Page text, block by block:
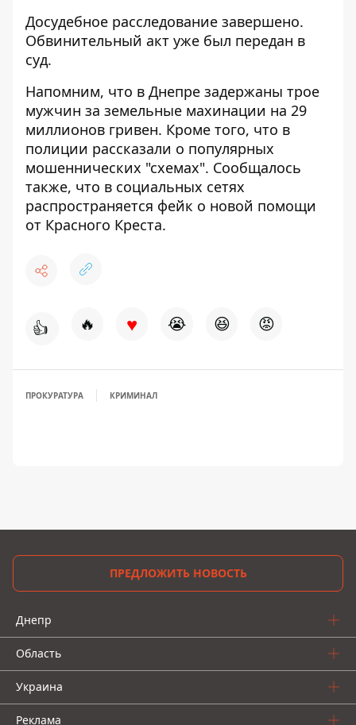
Досудебное расследование завершено.
Обвинительный акт уже был передан в
суд.
Напомним, что в Днепре задержаны трое
мужчин за земельные махинации на 29
миллионов гривен. Кроме того, что в
полиции рассказали о популярных
мошеннических "схемах". Сообщалось
также, что в социальных сетях
распространяется фейк о новой помощи
от Красного Креста.
👍 🔥 ♥ 😭 😆 😡
ПРОКУРАТУРА КРИМИНАЛ
ПРЕДЛОЖИТЬ НОВОСТЬ
Днепр
Область
Украина
Реклама